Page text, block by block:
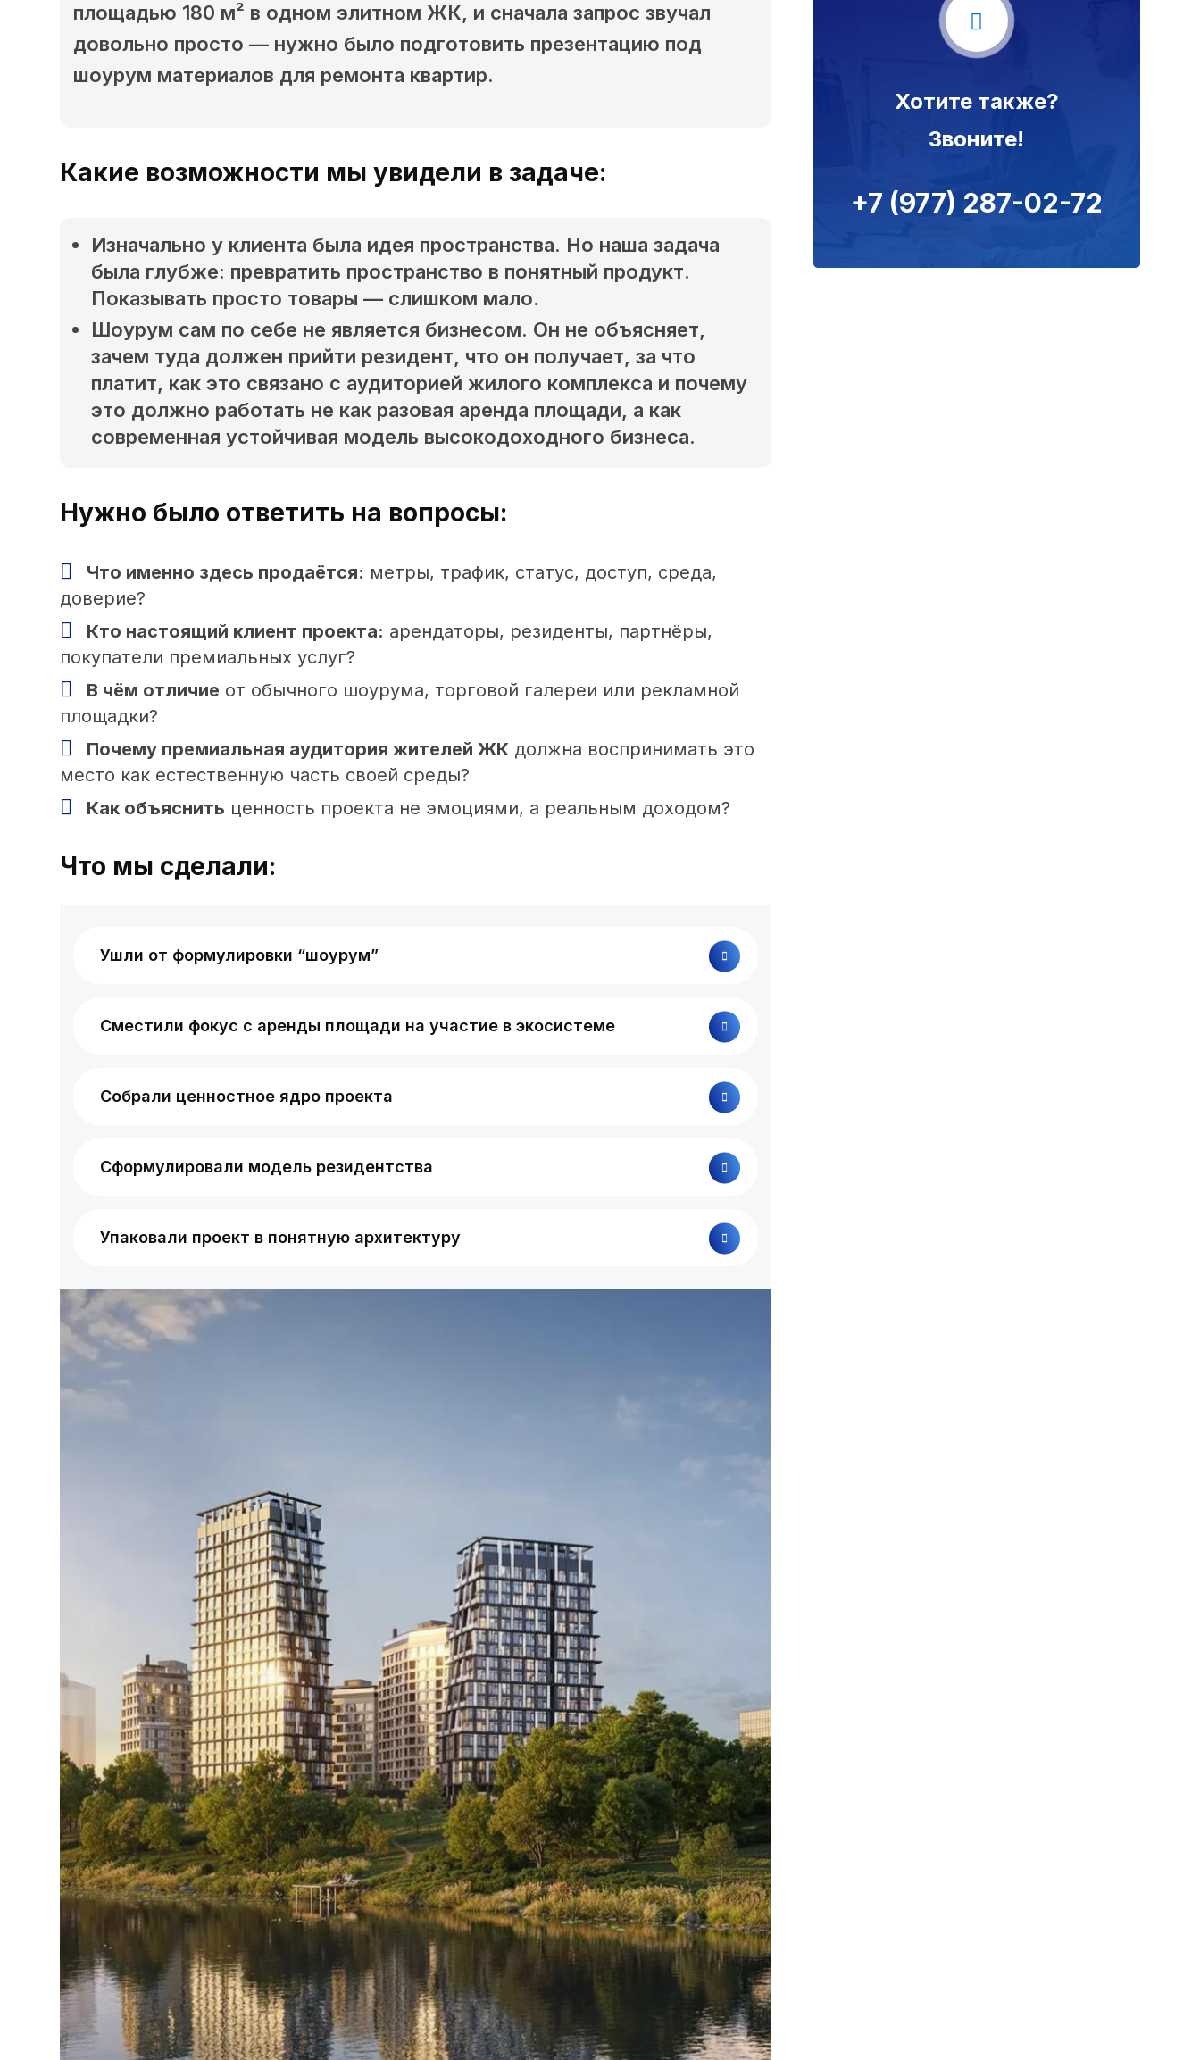
площадью 180 м² в одном элитном ЖК, и сначала запрос звучал
довольно просто — нужно было подготовить презентацию под
шоурум материалов для ремонта квартир.
Какие возможности мы увидели в задаче:
Изначально у клиента была идея пространства. Но наша задача
была глубже: превратить пространство в понятный продукт.
Показывать просто товары — слишком мало.
Шоурум сам по себе не является бизнесом. Он не объясняет,
зачем туда должен прийти резидент, что он получает, за что
платит, как это связано с аудиторией жилого комплекса и почему
это должно работать не как разовая аренда площади, а как
современная устойчивая модель высокодоходного бизнеса.
Нужно было ответить на вопросы:
Что именно здесь продаётся: метры, трафик, статус, доступ, среда,
доверие?
Кто настоящий клиент проекта: арендаторы, резиденты, партнёры,
покупатели премиальных услуг?
В чём отличие от обычного шоурума, торговой галереи или рекламной
площадки?
Почему премиальная аудитория жителей ЖК должна воспринимать это
место как естественную часть своей среды?
Как объяснить ценность проекта не эмоциями, а реальным доходом?
Что мы сделали:
Ушли от формулировки “шоурум”
Сместили фокус с аренды площади на участие в экосистеме
Собрали ценностное ядро проекта
Сформулировали модель резидентства
Упаковали проект в понятную архитектуру
Хотите также?
Звоните!
+7 (977) 287-02-72